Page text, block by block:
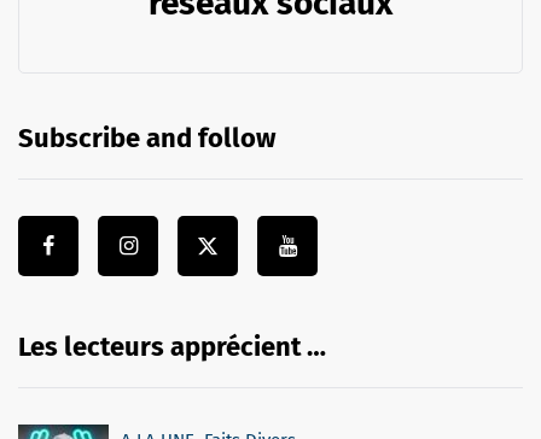
Subscribe and follow
Les lecteurs apprécient …